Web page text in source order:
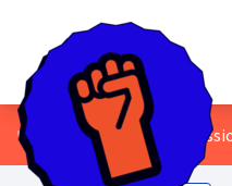
७ - महिला अधिकार / 💬